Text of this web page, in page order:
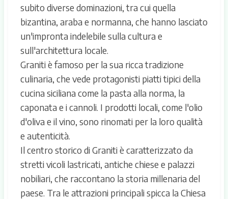
subito diverse dominazioni, tra cui quella
bizantina, araba e normanna, che hanno lasciato
un'impronta indelebile sulla cultura e
sull'architettura locale.
Graniti è famoso per la sua ricca tradizione
culinaria, che vede protagonisti piatti tipici della
cucina siciliana come la pasta alla norma, la
caponata e i cannoli. I prodotti locali, come l'olio
d'oliva e il vino, sono rinomati per la loro qualità
e autenticità.
Il centro storico di Graniti è caratterizzato da
stretti vicoli lastricati, antiche chiese e palazzi
nobiliari, che raccontano la storia millenaria del
paese. Tra le attrazioni principali spicca la Chiesa